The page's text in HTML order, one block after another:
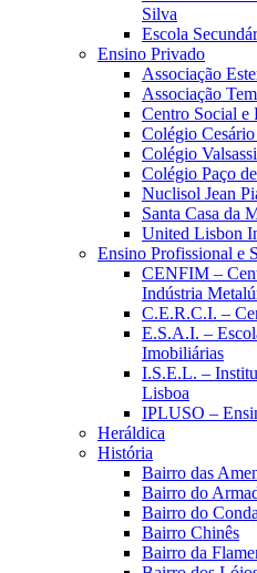
Silva
Escola
Ensino Privado
Associação
Associação
Centro Social
Colégio
Colégio
Colégio Paço
Nuclisol Jean
Santa Casa da
United Lisbon
Ensino Profissional e
CENFIM –
Indústria
C.E.R.C.I. –
E.S.A.I. –
Imobiliárias
I.S.E.L. –
Lisboa
IPLUSO –
Heráldica
História
Bairro das
Bairro do
Bairro do
Bairro Chinês
Bairro da